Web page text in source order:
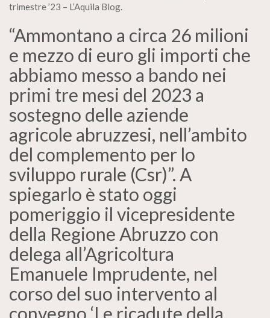
trimestre ’23 – L’Aquila Blog.
“Ammontano a circa 26 milioni
e mezzo di euro gli importi che
abbiamo messo a bando nei
primi tre mesi del 2023 a
sostegno delle aziende
agricole abruzzesi, nell’ambito
del complemento per lo
sviluppo rurale (Csr)”. A
spiegarlo è stato oggi
pomeriggio il vicepresidente
della Regione Abruzzo con
delega all’Agricoltura
Emanuele Imprudente, nel
corso del suo intervento al
convegno ‘Le ricadute della